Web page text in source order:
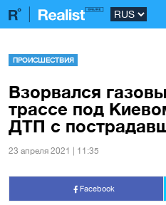
ПРОИСШЕСТВИЯ
Взорвался
трассе под
ДТП с
23 апреля 2021 | 11:35
Facebook